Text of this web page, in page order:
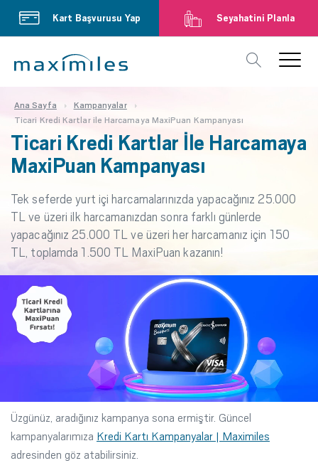
Kart Başvurusu Yap Seyahatini Planla
Ana Sayfa
Kampanyalar
Ticari Kredi Kartlar ile Harcamaya MaxiPuan Kampanyası
Ticari Kredi Kartlar İle Harcamaya
MaxiPuan Kampanyası
Tek seferde yurt içi harcamalarınızda yapacağınız 25.000
TL ve üzeri ilk harcamanızdan sonra farklı günlerde
yapacağınız 25.000 TL ve üzeri her harcamanız için 150
TL, toplamda 1.500 TL MaxiPuan kazanın!
Üzgünüz, aradığınız kampanya sona ermiştir. Güncel
kampanyalarımıza Kredi Kartı Kampanyalar | Maximiles
adresinden göz atabilirsiniz.